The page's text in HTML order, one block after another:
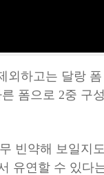
외하고는 달랑
폼으로 2중 구
빈약해 보일지
유연할 수 있다